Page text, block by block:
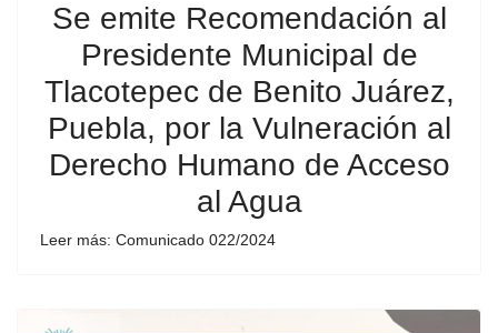
Se emite Recomendación al
Presidente Municipal de
Tlacotepec de Benito Juárez,
Puebla, por la Vulneración al
Derecho Humano de Acceso
al Agua
Leer más: Comunicado 022/2024